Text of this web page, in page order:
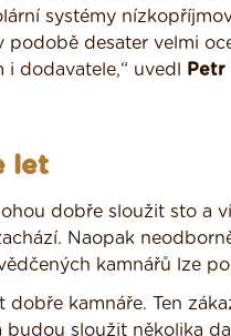
systémy
podobě desater velmi
dodavatele,“ uvedl
let
dobře sloužit sto a
Naopak
kamnářů lze
dobře kamnáře. Ten
sloužit několika